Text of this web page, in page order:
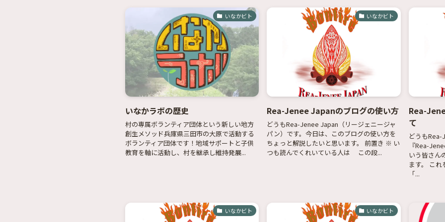
いなかビト
いなかラボの歴史
村の専属ボランティア団体という新しい地方
創生メソッド兵庫県三田市の大原で活動する
ボランティア団体です！地域サポートと子供
教育を軸に活動し、村を継承し維持発展...
いなかビト
Rea-Jenee Japanのブログの使い方
どうもRea-Jenee Japan（リージェニージャ
パン）です。今日は、このブログの使い方を
ちょっと解説したいと思います。 前置き ※ い
つも読んでくれいている人は この段...
Rea-
て
どうも
『Rea-
いう皆さん
ます。 こ
「...
いなかビト いなかビト